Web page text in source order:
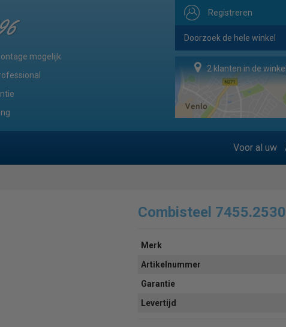
Registreren
mogelijk
2 klanten in de winkel
Voor al uw
Combisteel 7455.2530
Merk
Artikelnummer
Garantie
Levertijd